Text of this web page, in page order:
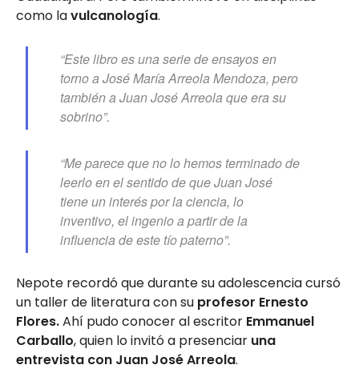
como lavulcanología.
“Este libro es una serie de ensayos en
torno a José María Arreola Mendoza, pero
también a Juan José Arreola que era su
sobrino”.
“Me parece que no lo hemos terminado de
leerlo en el sentido de que Juan José
tiene un interés por la ciencia, lo
inventivo, el ingenio a partir de la
influencia de este tío paterno”.
Nepote recordó que durante su adolescencia cursó
un taller de literatura con su profesor Ernesto
Flores.Ahí pudo conocer al escritor Emmanuel
Carballo, quien lo invitó a presenciar una
entrevista con Juan José Arreola.